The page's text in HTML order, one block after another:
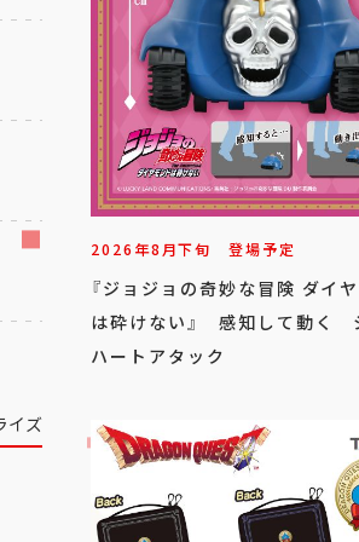
イズ
2026年8月下旬 登場予定
『ジョジョの奇妙な冒険 ダイ
は砕けない』 感知して動く
ハートアタック